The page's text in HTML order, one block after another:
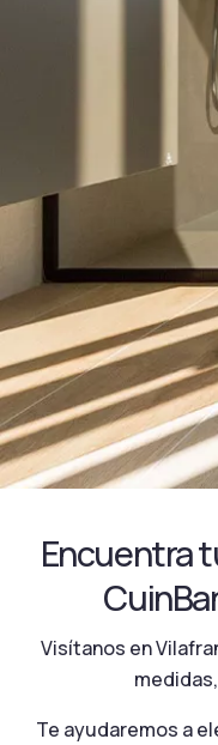
Encuentra
Visítanos en
Te ayudaremos a